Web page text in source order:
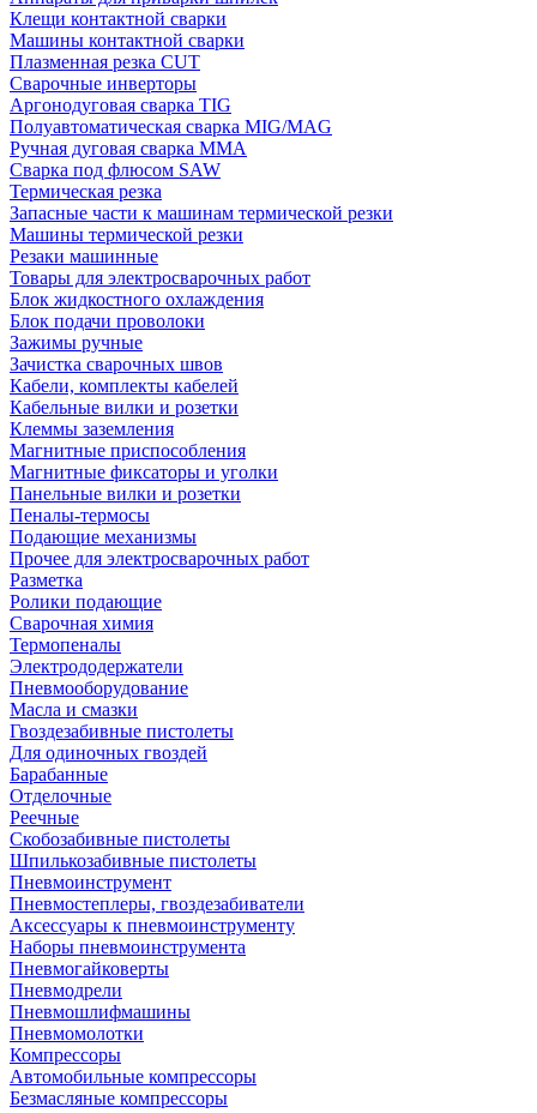
Клещи контактной сварки
Машины контактной сварки
Плазменная резка CUT
Сварочные инверторы
Аргонодуговая сварка TIG
Полуавтоматическая сварка MIG/MAG
Ручная дуговая сварка MMA
Сварка под флюсом SAW
Термическая резка
Запасные части к машинам термической резки
Машины термической резки
Резаки машинные
Товары для электросварочных работ
Блок жидкостного охлаждения
Блок подачи проволоки
Зажимы ручные
Зачистка сварочных швов
Кабели, комплекты кабелей
Кабельные вилки и розетки
Клеммы заземления
Магнитные приспособления
Магнитные фиксаторы и уголки
Панельные вилки и розетки
Пеналы-термосы
Подающие механизмы
Прочее для электросварочных работ
Разметка
Ролики подающие
Сварочная химия
Термопеналы
Электрододержатели
Пневмооборудование
Масла и смазки
Гвоздезабивные пистолеты
Для одиночных гвоздей
Барабанные
Отделочные
Реечные
Скобозабивные пистолеты
Шпилькозабивные пистолеты
Пневмоинструмент
Пневмостеплеры, гвоздезабиватели
Аксессуары к пневмоинструменту
Наборы пневмоинструмента
Пневмогайковерты
Пневмодрели
Пневмошлифмашины
Пневмомолотки
Компрессоры
Автомобильные компрессоры
Безмасляные компрессоры